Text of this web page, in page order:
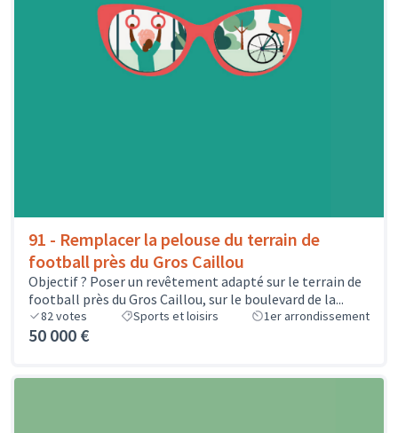
91 - Remplacer la pelouse du terrain de
football près du Gros Caillou
Objectif ? Poser un revêtement adapté sur le terrain de
football près du Gros Caillou, sur le boulevard de la...
82votes Sports et loisirs 1er arrondissement
50 000 €